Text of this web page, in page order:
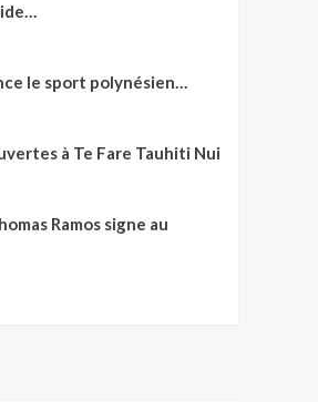
le sport polynésien…
à Te Fare Tauhiti Nui
Ramos signe au